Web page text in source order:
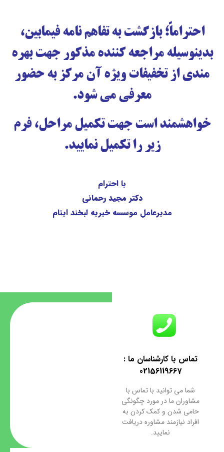
احتراماً؛ بازگشت به تفاهم نامه فیمابین،
بدینوسیله مراجعه کننده مذکور جهت بهره
مندی از تخفیفات ویژه آن مرکز به حضور
معرفی می شود.
خواهشمند است جهت تکمیل مراحل، فرم
زیر را تکمیل نمایید.
با احترام
دکتر مجید رحمانی
مدیرعامل موسسه خیریه لبخند ایتام
تماس با کارشناسان ما :
02156119667
شما می توانید با تماس با
مشاوران ما در مورد چگونگی
حامی شدن و کمک کردن به
افراد نیازمند مشاوره دریافت
نمایید.